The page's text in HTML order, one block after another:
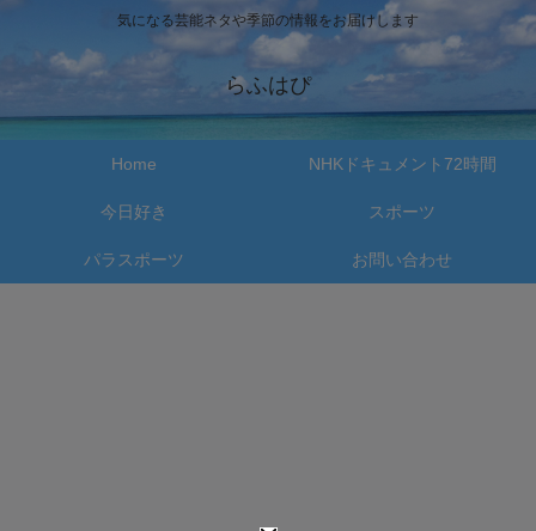
気になる芸能ネタや季節の情報をお届けします
らふはぴ
Home NHKドキュメント72時間
今日好き スポーツ
パラスポーツ お問い合わせ